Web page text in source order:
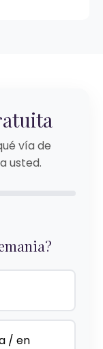
vía de
usted.
/ en